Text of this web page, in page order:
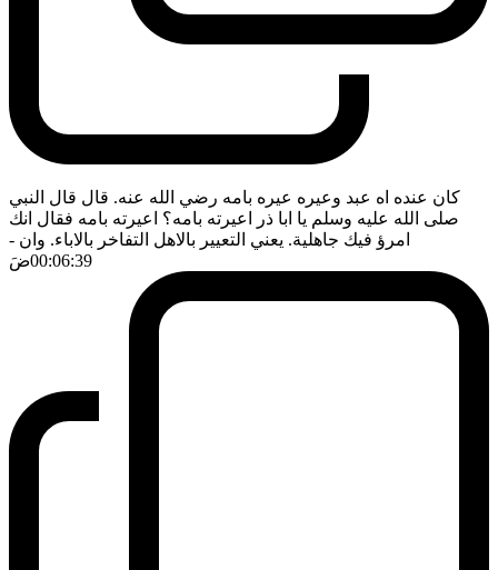
كان عنده اه عبد وعيره عيره بامه رضي الله عنه. قال قال النبي
صلى الله عليه وسلم يا ابا ذر اعيرته بامه؟ اعيرته بامه فقال انك
امرؤ فيك جاهلية. يعني التعيير بالاهل التفاخر بالاباء. وان -
00:06:39ضَ